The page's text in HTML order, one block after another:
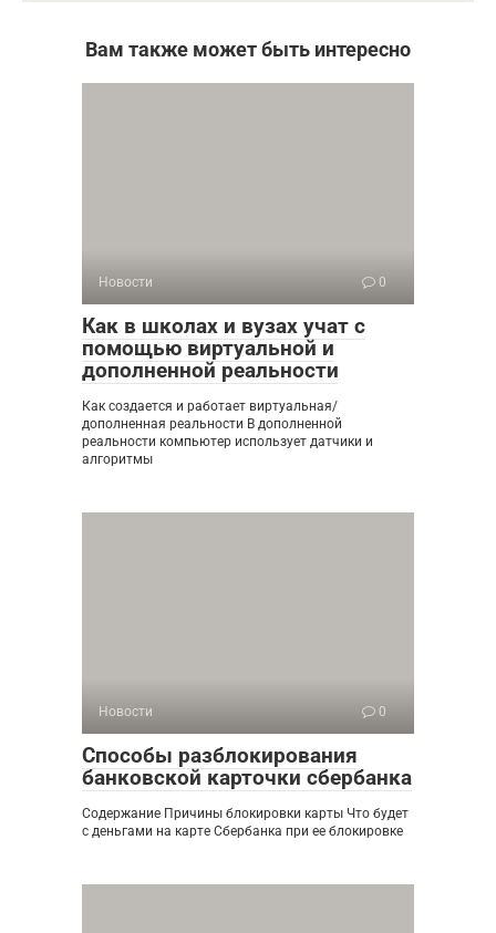
Вам также может быть интересно
Новости 0
Как в школах и вузах учат с
помощью виртуальной и
дополненной реальности
Как создается и работает виртуальная/
дополненная реальности В дополненной
реальности компьютер использует датчики и
алгоритмы
Новости 0
Способы разблокирования
банковской карточки сбербанка
Содержание Причины блокировки карты Что будет
с деньгами на карте Сбербанка при ее блокировке